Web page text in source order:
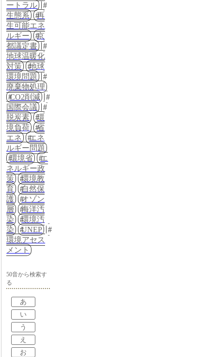
ートラル
生態系
再
生可能エネ
ルギー
京
都議定書
地球温暖化
対策
地球
環境問題
廃棄物処理
CO2削減
国際会議
脱炭素
環
境負荷
省
エネ
エネ
ルギー問題
環境省
エ
ネルギー政
策
環境教
育
自然保
護
オゾン
層
海洋汚
染
環境汚
染
UNEP
環境アセス
メント
50音から検索す
る
あ
い
う
え
お